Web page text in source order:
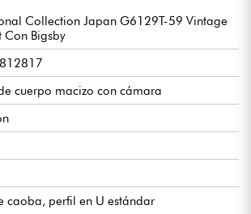
Collection Japan G6129T-59 Vintage
Con Bigsby
cuerpo macizo con cámara
caoba, perfil en U estándar